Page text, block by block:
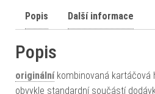
Popis Další informace
Popis
originálníkombinovaná kartáčová
obvykle standardní součástí